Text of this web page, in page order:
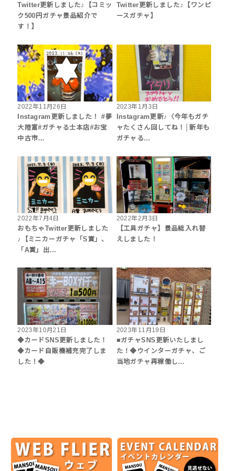
Twitter更新しました♪【コミッ
ク500円ガチャ景品紹介で
す！】
Twitter更新しました♪【ワンピ
ースガチャ】
2022年11月26日
Instagram更新しました！ #夢
大陸富#ガチャる士本店#お宝
中古市…
2023年1月3日
Instagram更新♪〈今年もガチ
ャたくさん回してね！│新年も
ガチャる…
2022年7月4日
おもちゃTwitter更新しました
♪【ミニカーガチャ「S賞」、
「A賞」出…
2022年2月3日
【工具ガチャ】景品総入れ替
えしました！
2023年10月21日
◆カードSNS更新しました！
◆カード自販機補充完了しま
した！◆
2023年11月19日
■ガチャSNS更新いたしまし
た！◆ウインターガチャ、ご
当地ガチャ再稼働し…